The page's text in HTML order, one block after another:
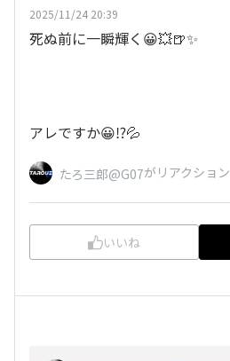
2025/11/24 20:39
死ぬ前に一瞬輝く😀💥🍺✨
アレですか😀⁉️💦
たろ三郎@G07がリアクション
いいね